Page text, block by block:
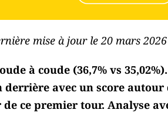
mise à jour le 20 mars
à coude (36,7% vs
avec un score autour
ce premier tour. Analyse